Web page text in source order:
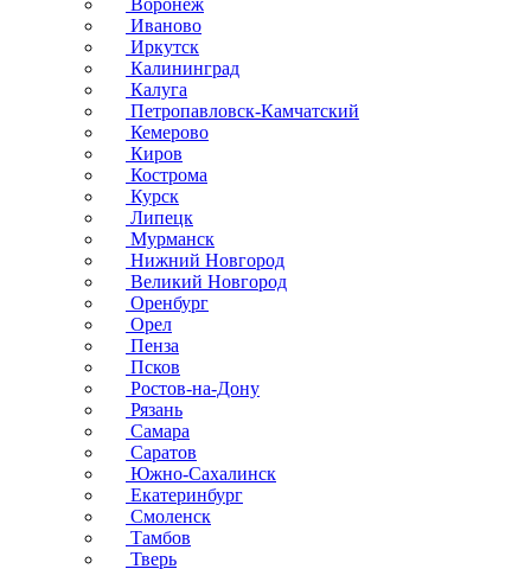
Воронеж
Иваново
Иркутск
Калининград
Калуга
Петропавловск-Камчатский
Кемерово
Киров
Кострома
Курск
Липецк
Мурманск
Нижний Новгород
Великий Новгород
Оренбург
Орел
Пенза
Псков
Ростов-на-Дону
Рязань
Самара
Саратов
Южно-Сахалинск
Екатеринбург
Смоленск
Тамбов
Тверь